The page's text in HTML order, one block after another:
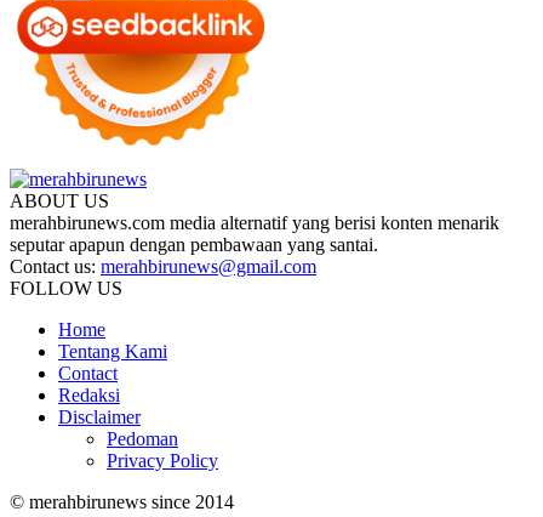
ABOUT US
merahbirunews.com media alternatif yang berisi konten menarik
seputar apapun dengan pembawaan yang santai.
Contact us: merahbirunews@gmail.com
FOLLOW US
Home
Tentang Kami
Contact
Redaksi
Disclaimer
Pedoman
Privacy Policy
© merahbirunews since 2014